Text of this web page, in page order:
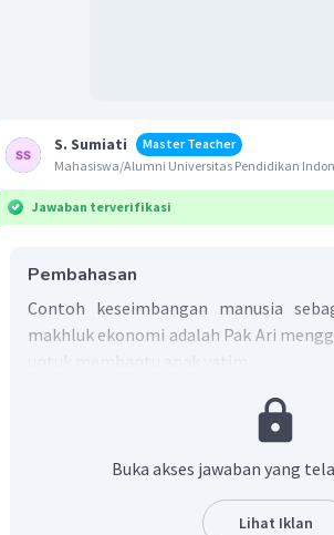
S. Sumiati
Master Teacher
Mahasiswa/Alumni Universitas Pendidikan
Jawaban terverifikasi
Pembahasan
Contoh keseimbangan manusia
makhluk ekonomi adalah Pak Ari
untuk membantu anak yatim.
Buka akses jawaban yang
Lihat Iklan